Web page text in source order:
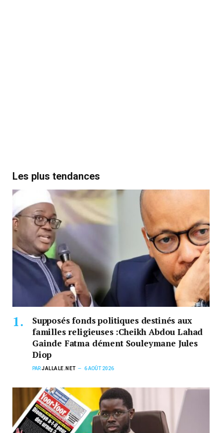
Les plus tendances
Supposés fonds politiques destinés aux
familles religieuses :Cheikh Abdou Lahad
Gainde Fatma dément Souleymane Jules
Diop
PARJALLALE.NET 6 AOÛT 2026